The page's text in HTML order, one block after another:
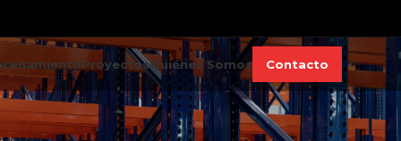
ProyectosQuiénes Somos Contacto